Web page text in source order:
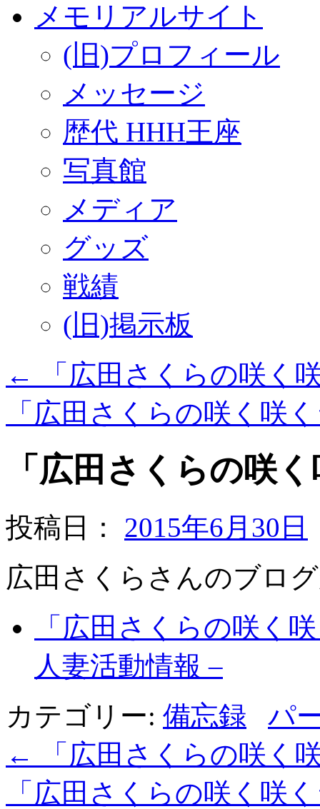
メモリアルサイト
(旧)プロフィール
メッセージ
歴代 HHH王座
写真館
メディア
グッズ
戦績
(旧)掲示板
←
「広田さくらの咲く
「広田さくらの咲く咲
「広田さくらの咲
投稿日：
2015年6月30日
広田さくらさんのブロ
「広田さくらの咲く
人妻活動情報 –
カテゴリー: 備忘録
パ
←
「広田さくらの咲く
「広田さくらの咲く咲